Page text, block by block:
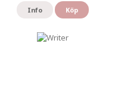
Info Köp